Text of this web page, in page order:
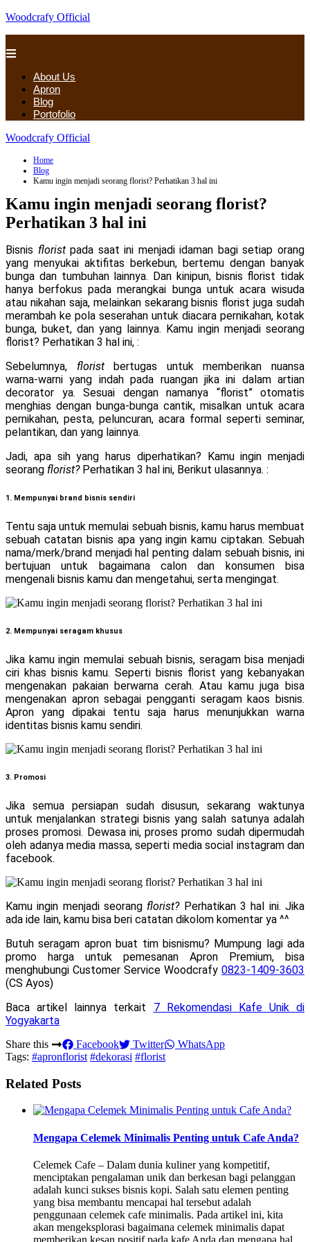
Woodcrafy Official
About Us
Apron
Blog
Portofolio
Woodcrafy Official
Home
Blog
Kamu ingin menjadi seorang florist? Perhatikan 3 hal ini
Kamu ingin menjadi seorang florist?
Perhatikan 3 hal ini
Bisnis floristpada saat ini menjadi idaman bagi setiap orang
yang menyukai aktifitas berkebun, bertemu dengan banyak
bunga dan tumbuhan lainnya. Dan kinipun, bisnis florist tidak
hanya berfokus pada merangkai bunga untuk acara wisuda
atau nikahan saja, melainkan sekarang bisnis florist juga sudah
merambah ke pola seserahan untuk diacara pernikahan, kotak
bunga, buket, dan yang lainnya. Kamu ingin menjadi seorang
florist? Perhatikan 3 hal ini, :
Sebelumnya, floristbertugas untuk memberikan nuansa
warna-warni yang indah pada ruangan jika ini dalam artian
decorator ya. Sesuai dengan namanya “florist” otomatis
menghias dengan bunga-bunga cantik, misalkan untuk acara
pernikahan, pesta, peluncuran, acara formal seperti seminar,
pelantikan, dan yang lainnya.
Jadi, apa sih yang harus diperhatikan? Kamu ingin menjadi
seorang florist?Perhatikan 3 hal ini, Berikut ulasannya. :
1. Mempunyai brand bisnis sendiri
Tentu saja untuk memulai sebuah bisnis, kamu harus membuat
sebuah catatan bisnis apa yang ingin kamu ciptakan. Sebuah
nama/merk/brand menjadi hal penting dalam sebuah bisnis, ini
bertujuan untuk bagaimana calon dan konsumen bisa
mengenali bisnis kamu dan mengetahui, serta mengingat.
2. Mempunyai seragam khusus
Jika kamu ingin memulai sebuah bisnis, seragam bisa menjadi
ciri khas bisnis kamu. Seperti bisnis florist yang kebanyakan
mengenakan pakaian berwarna cerah. Atau kamu juga bisa
mengenakan apron sebagai pengganti seragam kaos bisnis.
Apron yang dipakai tentu saja harus menunjukkan warna
identitas bisnis kamu sendiri.
3. Promosi
Jika semua persiapan sudah disusun, sekarang waktunya
untuk menjalankan strategi bisnis yang salah satunya adalah
proses promosi. Dewasa ini, proses promo sudah dipermudah
oleh adanya media massa, seperti media social instagram dan
facebook.
Kamu ingin menjadi seorang florist?Perhatikan 3 hal ini. Jika
ada ide lain, kamu bisa beri catatan dikolom komentar ya ^^
Butuh seragam apron buat tim bisnismu? Mumpung lagi ada
promo harga untuk pemesanan Apron Premium, bisa
menghubungi Customer Service Woodcrafy 0823-1409-3603
(CS Ayos)
Baca artikel lainnya terkait 7 Rekomendasi Kafe Unik di
Yogyakarta
Share this Facebook Twitter
WhatsApp
Tags: #apronflorist #dekorasi #florist
Related Posts
Mengapa Celemek Minimalis Penting untuk Cafe Anda?
Celemek Cafe – Dalam dunia kuliner yang kompetitif,
menciptakan pengalaman unik dan berkesan bagi pelanggan
adalah kunci sukses bisnis kopi. Salah satu elemen penting
yang bisa membantu mencapai hal tersebut adalah
penggunaan celemek cafe minimalis. Pada artikel ini, kita
akan mengeksplorasi bagaimana celemek minimalis dapat
memberikan kesan positif pada kafe Anda dan mengapa hal